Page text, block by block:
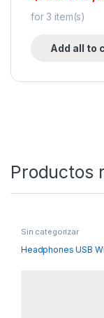
for3 item(s)
Add all to
Productos
Sin categorizar
Headphones USB